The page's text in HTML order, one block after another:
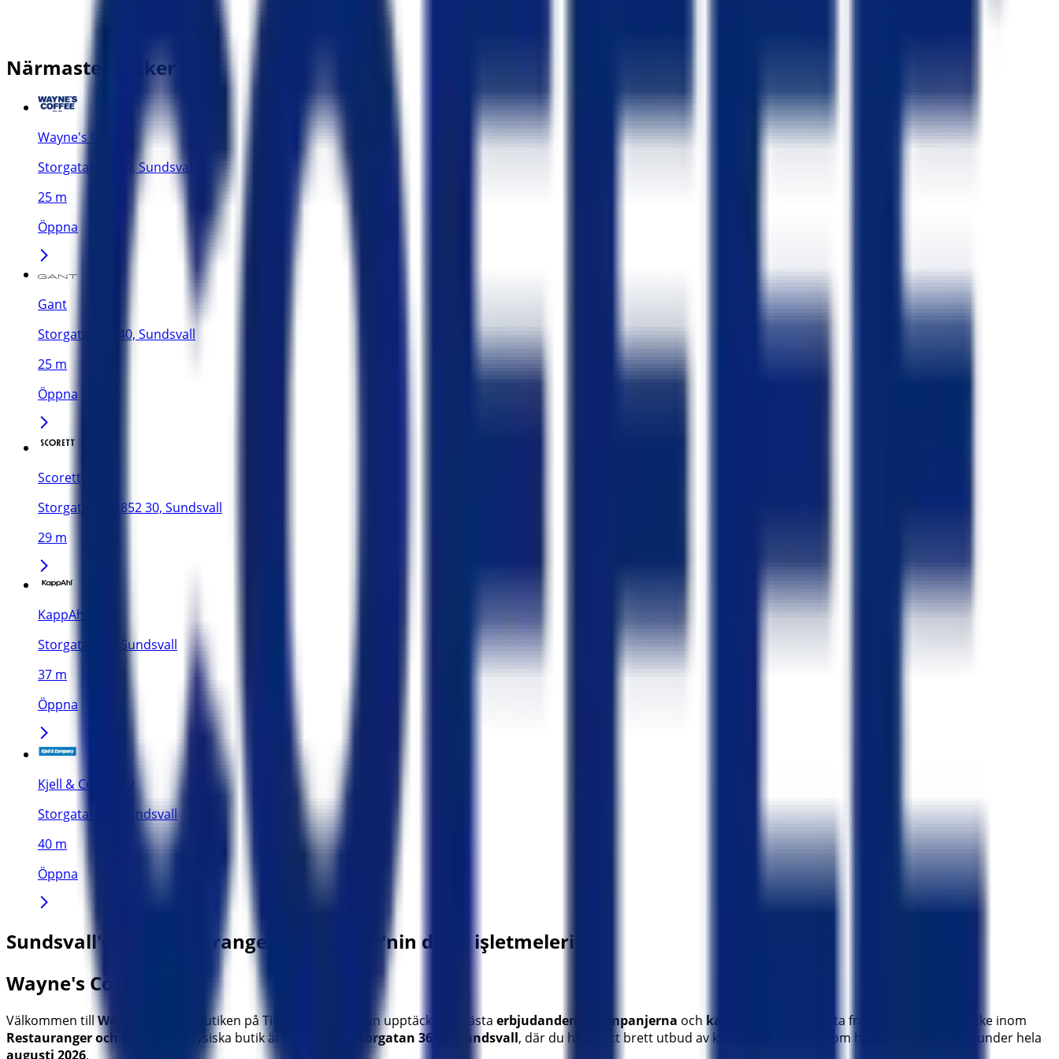
Närmaste butiker
Wayne's Coffee
Storgatan 36-40, Sundsvall
25 m
Öppna
Gant
Storgatan 26-40, Sundsvall
25 m
Öppna
Scorett
Storgatan 21, 852 30, Sundsvall
29 m
KappAhl
Storgatan 28, Sundsvall
37 m
Öppna
Kjell & Company
Storgatan 26, Sundsvall
40 m
Öppna
Sundsvall'deki Restauranger och Kaféer'nin diğer işletmeleri
Wayne's Coffee
Välkommen till Wayne's Coffee -butiken på Tiendeo, där du kan upptäcka de bästa erbjudandena kampanjerna och katalogerna
från detta framstående varumärke inom
Restauranger och Kaféer
. Vår fysiska butik är belägen på Storgatan 36-40 Sundsvall, där du hittar ett brett utbud av kvalitetsprodukter som hjälper dig att spara under hela
augusti 2026.